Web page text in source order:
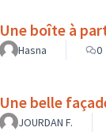
Une boîte à
Hasna 0
Une belle
JOURDAN F.